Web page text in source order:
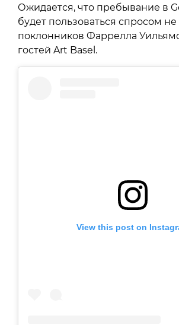
Ожидается, что пребывание в
будет пользоваться спросом не
поклонников Фаррелла
гостей Art Basel.
View this post on